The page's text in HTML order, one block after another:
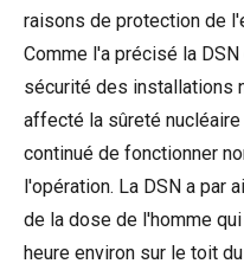
raisons de protection de
Comme l'a précisé la
sécurité des installations
affecté la sûreté
continué de fonctionner
l'opération. La DSN a par
de la dose de l'homme
heure environ sur le toit